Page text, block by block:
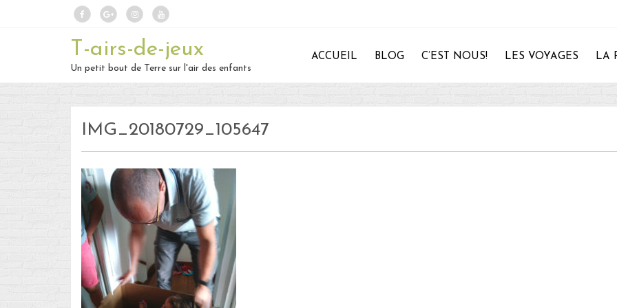
T-airs-de-jeux
Un petit bout de Terre sur l'air des enfants
ACCUEIL BLOG C’EST NOUS! LES VOYAGES LA
IMG_20180729_105647